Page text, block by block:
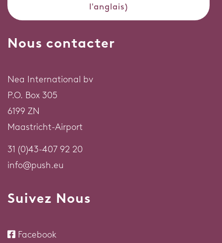
l'anglais)
Nous contacter
Nea International bv
P.O. Box 305
6199 ZN
Maastricht-Airport
31 (0)43-407 92 20
info@push.eu
Suivez Nous
Facebook